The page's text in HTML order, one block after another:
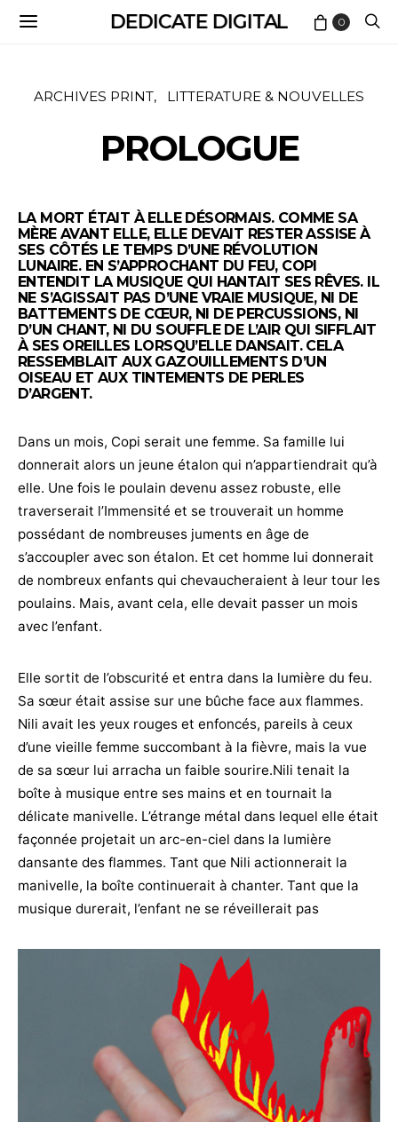
DEDICATE DIGITAL 0
ARCHIVES PRINT LITTERATURE & NOUVELLES
PROLOGUE
LA MORT ÉTAIT À ELLE DÉSORMAIS. COMME SA
MÈRE AVANT ELLE, ELLE DEVAIT RESTER ASSISE À
SES CÔTÉS LE TEMPS D’UNE RÉVOLUTION
LUNAIRE. EN S’APPROCHANT DU FEU, COPI
ENTENDIT LA MUSIQUE QUI HANTAIT SES RÊVES. IL
NE S’AGISSAIT PAS D’UNE VRAIE MUSIQUE, NI DE
BATTEMENTS DE CŒUR, NI DE PERCUSSIONS, NI
D’UN CHANT, NI DU SOUFFLE DE L’AIR QUI SIFFLAIT
À SES OREILLES LORSQU’ELLE DANSAIT. CELA
RESSEMBLAIT AUX GAZOUILLEMENTS D’UN
OISEAU ET AUX TINTEMENTS DE PERLES
D’ARGENT.
Dans un mois, Copi serait une femme. Sa famille lui
donnerait alors un jeune étalon qui n’appartiendrait qu’à
elle. Une fois le poulain devenu assez robuste, elle
traverserait l’Immensité et se trouverait un homme
possédant de nombreuses juments en âge de
s’accoupler avec son étalon. Et cet homme lui donnerait
de nombreux enfants qui chevaucheraient à leur tour les
poulains. Mais, avant cela, elle devait passer un mois
avec l’enfant.
Elle sortit de l’obscurité et entra dans la lumière du feu.
Sa sœur était assise sur une bûche face aux flammes.
Nili avait les yeux rouges et enfoncés, pareils à ceux
d’une vieille femme succombant à la fièvre, mais la vue
de sa sœur lui arracha un faible sourire.Nili tenait la
boîte à musique entre ses mains et en tournait la
délicate manivelle. L’étrange métal dans lequel elle était
façonnée projetait un arc-en-ciel dans la lumière
dansante des flammes. Tant que Nili actionnerait la
manivelle, la boîte continuerait à chanter. Tant que la
musique durerait, l’enfant ne se réveillerait pas